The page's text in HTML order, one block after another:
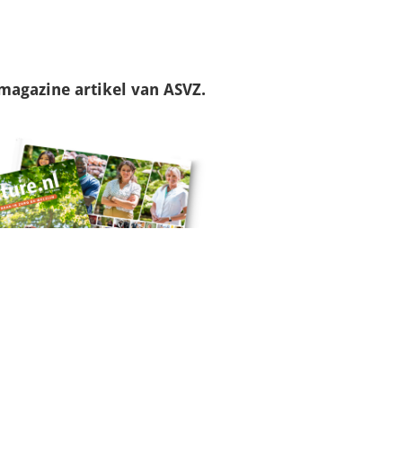
artikel van ASVZ.